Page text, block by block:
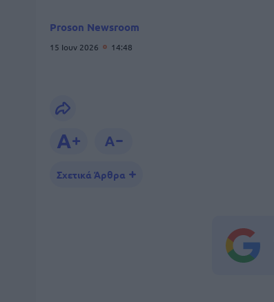
Proson Newsroom
15 Ιουν 2026 14:48
Σχετικά Άρθρα